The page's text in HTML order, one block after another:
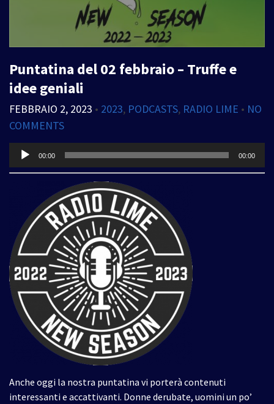
Puntatina del 02 febbraio – Truffe e
idee geniali
FEBBRAIO 2, 2023 • 2023, PODCASTS, RADIO LIME • NO
COMMENTS
Audio
Player
00:00 00:00
Anche oggi la nostra puntatina vi porterà contenuti
interessanti e accattivanti. Donne derubate, uomini un po’